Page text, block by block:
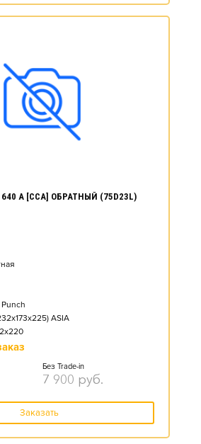
640 А [CCA] ОБРАТНЫЙ (75D23L)
ASIA
Без Trade-in
7 900 руб.
Заказать